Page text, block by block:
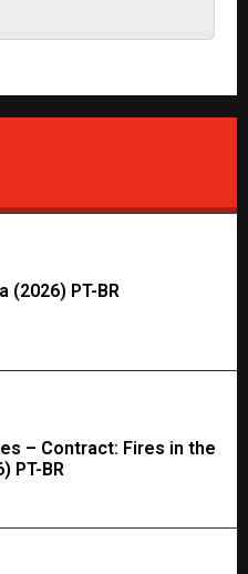
(2026) PT-BR
– Contract: Fires in the
PT-BR